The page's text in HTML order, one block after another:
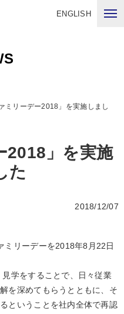
ENGLISH
ァミリーデー2018」を実施しまし
2018」を実施
た
2018/12/07
ミリーデーを2018年8月22日
見学をすることで、日々従業
を深めてもらうとともに、そ
ということを社内全体で再認